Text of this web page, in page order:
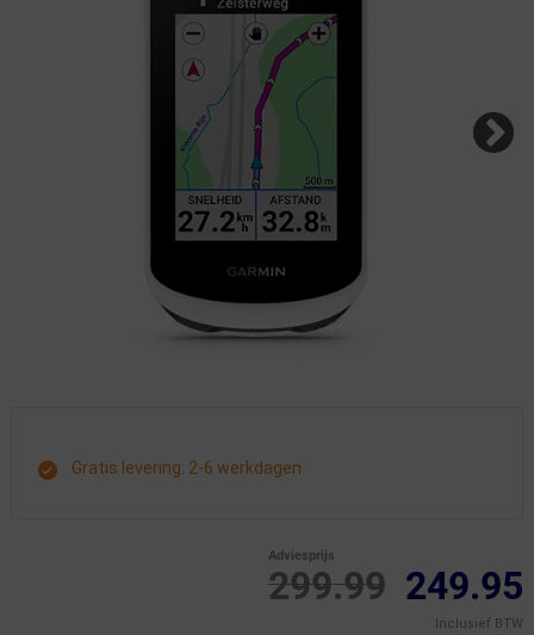
Gratis levering: 2-6 werkdagen
299.99
Adviesprijs
249.95
Inclusief BTW